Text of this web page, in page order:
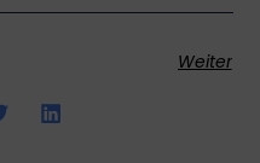
Weiter